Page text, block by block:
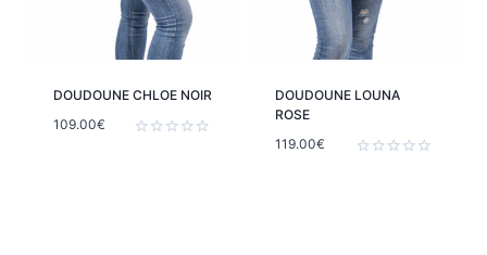
DOUDOUNE CHLOE NOIR
109.00€
DOUDOUNE LOUNA
ROSE
119.00€